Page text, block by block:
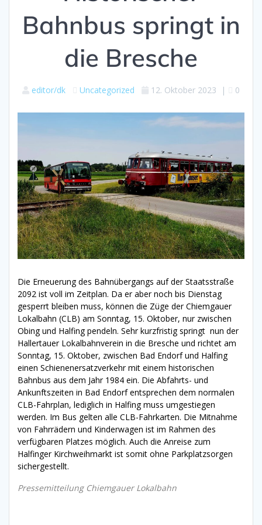
Bahnbus springt in
die Bresche
editor/dk Uncategorized 12. Oktober 2023 | 0
Die Erneuerung des Bahnübergangs auf der Staatsstraße
2092 ist voll im Zeitplan. Da er aber noch bis Dienstag
gesperrt bleiben muss, können die Züge der Chiemgauer
Lokalbahn (CLB) am Sonntag, 15. Oktober, nur zwischen
Obing und Halfing pendeln. Sehr kurzfristig springt nun der
Hallertauer Lokalbahnverein in die Bresche und richtet am
Sonntag, 15. Oktober, zwischen Bad Endorf und Halfing
einen Schienenersatzverkehr mit einem historischen
Bahnbus aus dem Jahr 1984 ein. Die Abfahrts- und
Ankunftszeiten in Bad Endorf entsprechen dem normalen
CLB-Fahrplan, lediglich in Halfing muss umgestiegen
werden. Im Bus gelten alle CLB-Fahrkarten. Die Mitnahme
von Fahrrädern und Kinderwagen ist im Rahmen des
verfügbaren Platzes möglich. Auch die Anreise zum
Halfinger Kirchweihmarkt ist somit ohne Parkplatzsorgen
sichergestellt.
Pressemitteilung Chiemgauer Lokalbahn